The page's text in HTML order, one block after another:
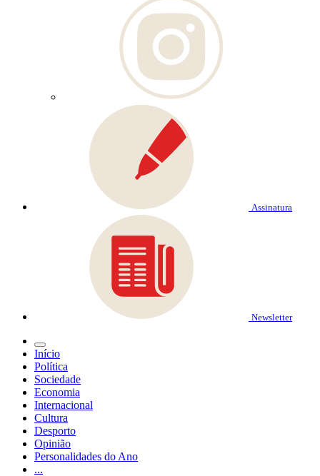
Assinatura
Newsletter
Início
Política
Sociedade
Economia
Internacional
Cultura
Desporto
Opinião
Personalidades do Ano
...